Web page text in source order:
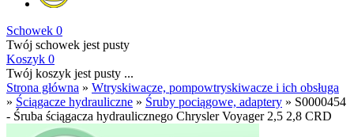
Schowek 0
Twój schowek jest pusty
Koszyk 0
Twój koszyk jest pusty ...
Strona główna » Wtryskiwacze, pompowtryskiwacze i ich obsługa
» Ściągacze hydrauliczne » Śruby pociągowe, adaptery » S0000454
- Śruba ściągacza hydraulicznego Chrysler Voyager 2,5 2,8 CRD